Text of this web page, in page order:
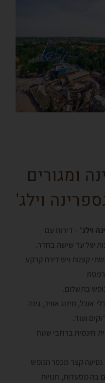
ומגורים
וילג'
וילג' – דירות עם
של עד שישה בחדר.
קומות ויש דירת קרקע
בתשלום.
אוכל, מיזוג אוויר, גינה
ועוד.
חינמית ברחבי שטח
קצר מכפר הנופש
בה מסעדות, חנויות